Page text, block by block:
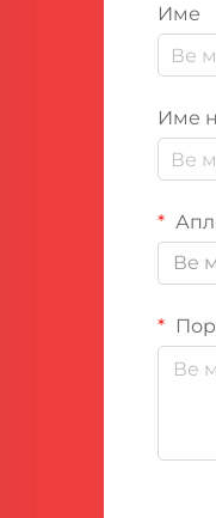
Име
Име
Ве